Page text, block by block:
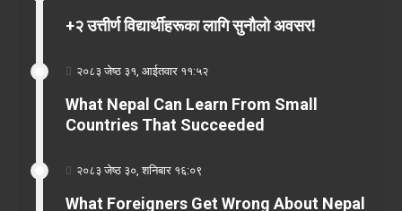
+२ उत्तीर्ण विद्यार्थीहरूका लागि सुनौलो अवसर!
२०८३ जेष्ठ ३१, आईतवार ११:५२
What Nepal Can Learn From Small
Countries That Succeeded
२०८३ जेष्ठ ३०, शनिबार १६:०९
What Foreigners Get Wrong About Nepal